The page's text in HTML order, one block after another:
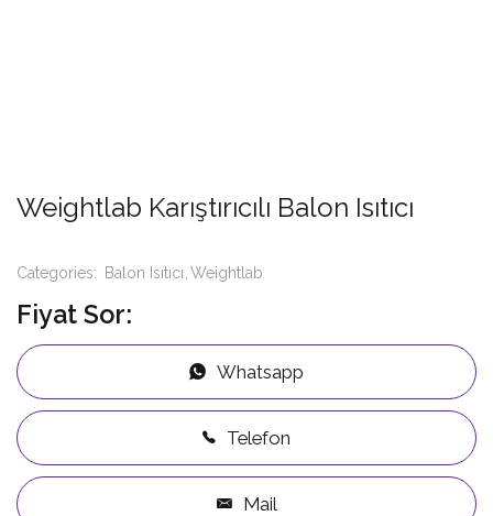
Weightlab Karıştırıcılı Balon Isıtıcı
Categories: Balon Isıtıcı Weightlab
Fiyat Sor:
Whatsapp
Telefon
Mail